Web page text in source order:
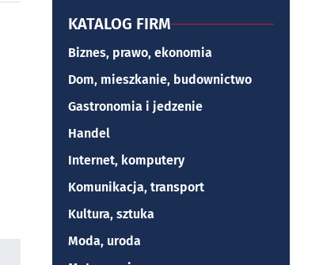
KATALOG FIRM
Biznes, prawo, ekonomia
Dom, mieszkanie, budownictwo
Gastronomia i jedzenie
Handel
Internet, komputery
Komunikacja, transport
Kultura, sztuka
Moda, uroda